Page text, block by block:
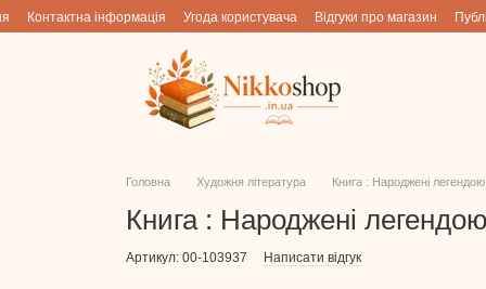
Контактна інформація Угода користувача Відгуки про магазин
Головна Художня література Книга : Народжені
Книга : Народжені
Артикул: 00-103937 Написати відгук